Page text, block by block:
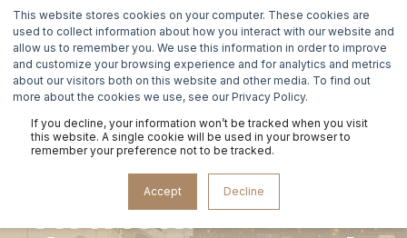
This website stores cookies on your computer. These cookies are
used to collect information about how you interact with our website and
allow us to remember you. We use this information in order to improve
and customize your browsing experience and for analytics and metrics
about our visitors both on this website and other media. To find out
more about the cookies we use, see our Privacy Policy.
If you decline, your information won’t be tracked when you visit
this website. A single cookie will be used in your browser to
remember your preference not to be tracked.
Accept Decline
MAGNUS THUNBERG 2025-05-05
FRUKOSTEVENT:
"DU ÄR UNDER
ATTACK!"